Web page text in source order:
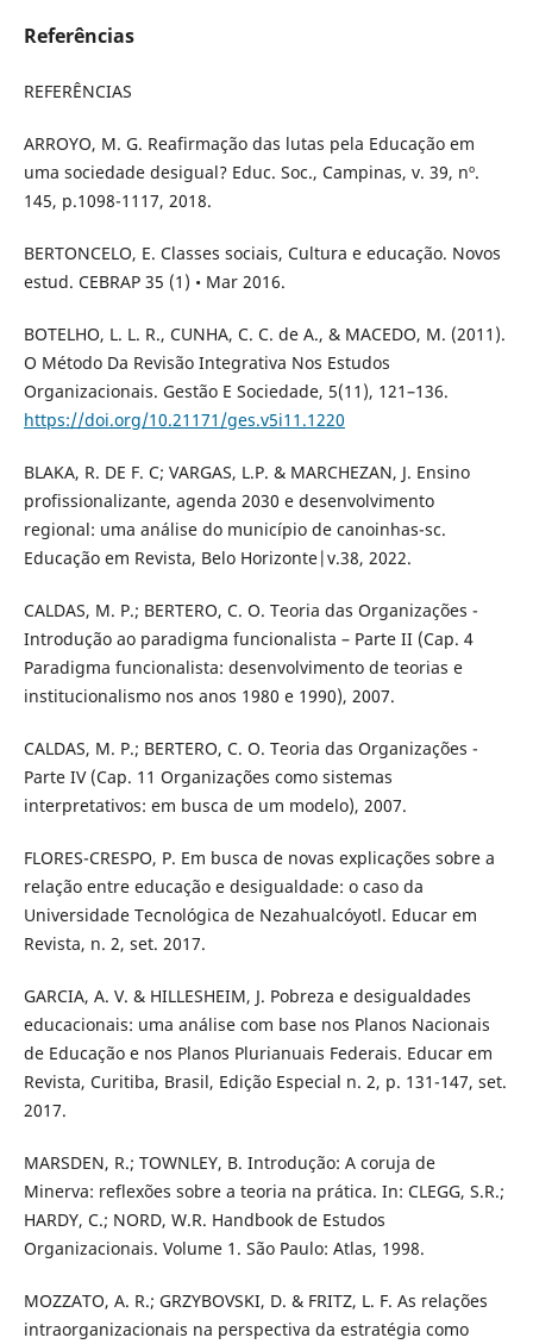
Referências
REFERÊNCIAS
ARROYO, M. G. Reafirmação das lutas pela Educação em
uma sociedade desigual? Educ. Soc., Campinas, v. 39, nº.
145, p.1098-1117, 2018.
BERTONCELO, E. Classes sociais, Cultura e educação. Novos
estud. CEBRAP 35 (1) • Mar 2016.
BOTELHO, L. L. R., CUNHA, C. C. de A., & MACEDO, M. (2011).
O Método Da Revisão Integrativa Nos Estudos
Organizacionais. Gestão E Sociedade, 5(11), 121–136.
https://doi.org/10.21171/ges.v5i11.1220
BLAKA, R. DE F. C; VARGAS, L.P. & MARCHEZAN, J. Ensino
profissionalizante, agenda 2030 e desenvolvimento
regional: uma análise do município de canoinhas-sc.
Educação em Revista, Belo Horizonte|v.38, 2022.
CALDAS, M. P.; BERTERO, C. O. Teoria das Organizações -
Introdução ao paradigma funcionalista – Parte II (Cap. 4
Paradigma funcionalista: desenvolvimento de teorias e
institucionalismo nos anos 1980 e 1990), 2007.
CALDAS, M. P.; BERTERO, C. O. Teoria das Organizações -
Parte IV (Cap. 11 Organizações como sistemas
interpretativos: em busca de um modelo), 2007.
FLORES-CRESPO, P. Em busca de novas explicações sobre a
relação entre educação e desigualdade: o caso da
Universidade Tecnológica de Nezahualcóyotl. Educar em
Revista, n. 2, set. 2017.
GARCIA, A. V. & HILLESHEIM, J. Pobreza e desigualdades
educacionais: uma análise com base nos Planos Nacionais
de Educação e nos Planos Plurianuais Federais. Educar em
Revista, Curitiba, Brasil, Edição Especial n. 2, p. 131-147, set.
2017.
MARSDEN, R.; TOWNLEY, B. Introdução: A coruja de
Minerva: reflexões sobre a teoria na prática. In: CLEGG, S.R.;
HARDY, C.; NORD, W.R. Handbook de Estudos
Organizacionais. Volume 1. São Paulo: Atlas, 1998.
MOZZATO, A. R.; GRZYBOVSKI, D. & FRITZ, L. F. As relações
intraorganizacionais na perspectiva da estratégia como